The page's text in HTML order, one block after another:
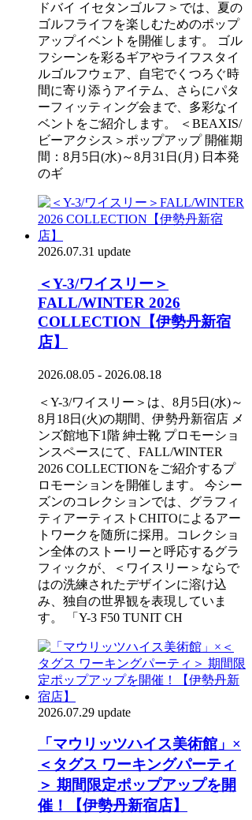
ドバイ イセタンゴルフ＞では、夏の
ゴルフライフを楽しむためのポップ
アップイベントを開催します。 ゴル
フシーンを彩るギアやライフスタイ
ルゴルフウェア、自宅でくつろぐ時
間に寄り添うアイテム、さらにパタ
ーフィッティング会まで、多彩なイ
ベントをご紹介します。 ＜BEAXIS/
ビーアクシス＞ポップアップ 開催期
間：8月5日(水)～8月31日(月) 日本発
のギ
2026.07.31 update
＜Y-3/ワイスリー＞
FALL/WINTER 2026
COLLECTION【伊勢丹新宿
店】
2026.08.05 - 2026.08.18
＜Y-3/ワイスリー＞は、8月5日(水)～
8月18日(火)の期間、伊勢丹新宿店 メ
ンズ館地下1階 紳士靴 プロモーショ
ンスペースにて、FALL/WINTER
2026 COLLECTIONをご紹介するプ
ロモーションを開催します。 今シー
ズンのコレクションでは、グラフィ
ティアーティストCHITOによるアー
トワークを随所に採用。コレクショ
ン全体のストーリーと呼応するグラ
フィックが、＜ワイスリー＞ならで
はの洗練されたデザインに溶け込
み、独自の世界観を表現していま
す。 「Y-3 F50 TUNIT CH
2026.07.29 update
「マウリッツハイス美術館」×
＜タグス ワーキングパーティ
＞ 期間限定ポップアップを開
催！【伊勢丹新宿店】